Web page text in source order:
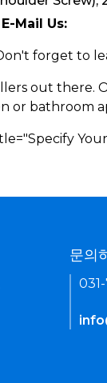
Mail Us:
forget to
out there.
or bathroom
문의